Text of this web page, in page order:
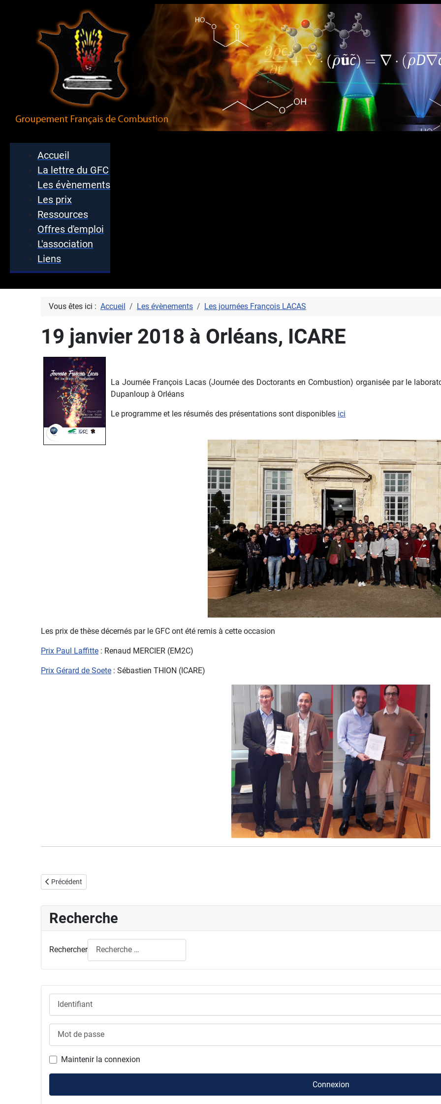
Accueil
La lettre du GFC
Les évènements
Les prix
Ressources
Offres d'emploi
L'association
Liens
Mot de passe
Maintenir la connexion
Connexion
Vous êtes ici : Accueil Les évènements Les journées François LACAS
19 janvier 2018 à Orléans, ICARE
La Journée François Lacas (Journée des Doctorants en Combustion) organisée par le
Dupanloup à Orléans
Le programme et les résumés des présentations sont disponibles ici
Les prix de thèse décernés par le GFC ont été remis à cette occasion
Prix Paul Laffitte : Renaud MERCIER (EM2C)
Prix Gérard de Soete : Sébastien THION (ICARE)
Article précédent : 23 janvier 2020 à Toulouse, IMFT
Précédent
Recherche
Rechercher